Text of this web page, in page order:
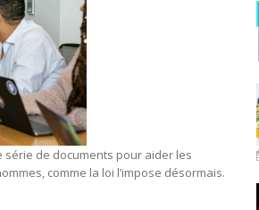
série de documents pour aider les
comme la loi l’impose désormais.